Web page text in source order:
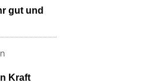
gut und
Kraft